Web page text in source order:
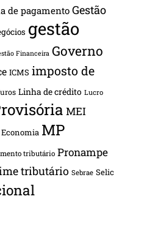
de pagamentoGestão
gestão
Financeira Governo
ICMS imposto de
Linha de crédito Lucro
MEI
MP
tributário Pronampe
tributário Sebrae Selic